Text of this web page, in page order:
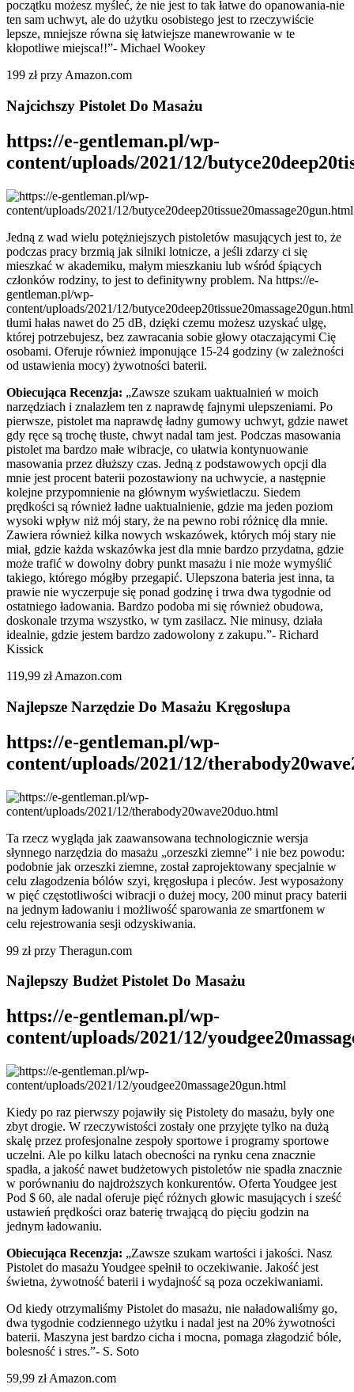
początku możesz myśleć, że nie jest to tak łatwe do opanowania-nie
ten sam uchwyt, ale do użytku osobistego jest to rzeczywiście
lepsze, mniejsze równa się łatwiejsze manewrowanie w te
kłopotliwe miejsca!!”- Michael Wookey
199 zł przy Amazon.com
Najcichszy Pistolet Do Masażu
https://e-gentleman.pl/wp-
content/uploads/2021/12/
Jedną z wad wielu potężniejszych pistoletów masujących jest to, że
podczas pracy brzmią jak silniki lotnicze, a jeśli zdarzy ci się
mieszkać w akademiku, małym mieszkaniu lub wśród śpiących
członków rodziny, to jest to definitywny problem. Na https://e-
gentleman.pl/wp-
content/uploads/2021/12/butyce20deep20tissue20massage20gun.html
tłumi hałas nawet do 25 dB, dzięki czemu możesz uzyskać ulgę,
której potrzebujesz, bez zawracania sobie głowy otaczającymi Cię
osobami. Oferuje również imponujące 15-24 godziny (w zależności
od ustawienia mocy) żywotności baterii.
Obiecująca Recenzja: „Zawsze szukam uaktualnień w moich
narzędziach i znalazłem ten z naprawdę fajnymi ulepszeniami. Po
pierwsze, pistolet ma naprawdę ładny gumowy uchwyt, gdzie nawet
gdy ręce są trochę tłuste, chwyt nadal tam jest. Podczas masowania
pistolet ma bardzo małe wibracje, co ułatwia kontynuowanie
masowania przez dłuższy czas. Jedną z podstawowych opcji dla
mnie jest procent baterii pozostawiony na uchwycie, a następnie
kolejne przypomnienie na głównym wyświetlaczu. Siedem
prędkości są również ładne uaktualnienie, gdzie ma jeden poziom
wysoki wpływ niż mój stary, że na pewno robi różnicę dla mnie.
Zawiera również kilka nowych wskazówek, których mój stary nie
miał, gdzie każda wskazówka jest dla mnie bardzo przydatna, gdzie
może trafić w dowolny dobry punkt masażu i nie może wymyślić
takiego, którego mógłby przegapić. Ulepszona bateria jest inna, ta
prawie nie wyczerpuje się ponad godzinę i trwa dwa tygodnie od
ostatniego ładowania. Bardzo podoba mi się również obudowa,
doskonale trzyma wszystko, w tym zasilacz. Nie minusy, działa
idealnie, gdzie jestem bardzo zadowolony z zakupu.”- Richard
Kissick
119,99 zł Amazon.com
Najlepsze Narzędzie Do Masażu Kręgosłupa
https://e-gentleman.pl/wp-
content/uploads/2021/12/
Ta rzecz wygląda jak zaawansowana technologicznie wersja
słynnego narzędzia do masażu „orzeszki ziemne” i nie bez powodu:
podobnie jak orzeszki ziemne, został zaprojektowany specjalnie w
celu złagodzenia bólów szyi, kręgosłupa i pleców. Jest wyposażony
w pięć częstotliwości wibracji o dużej mocy, 200 minut pracy baterii
na jednym ładowaniu i możliwość sparowania ze smartfonem w
celu rejestrowania sesji odzyskiwania.
99 zł przy Theragun.com
Najlepszy Budżet Pistolet Do Masażu
https://e-gentleman.pl/wp-
content/uploads/2021/12/
Kiedy po raz pierwszy pojawiły się Pistolety do masażu, były one
zbyt drogie. W rzeczywistości zostały one przyjęte tylko na dużą
skalę przez profesjonalne zespoły sportowe i programy sportowe
uczelni. Ale po kilku latach obecności na rynku cena znacznie
spadła, a jakość nawet budżetowych pistoletów nie spadła znacznie
w porównaniu do najdroższych konkurentów. Oferta Youdgee jest
Pod $ 60, ale nadal oferuje pięć różnych głowic masujących i sześć
ustawień prędkości oraz baterię trwającą do pięciu godzin na
jednym ładowaniu.
Obiecująca Recenzja: „Zawsze szukam wartości i jakości. Nasz
Pistolet do masażu Youdgee spełnił to oczekiwanie. Jakość jest
świetna, żywotność baterii i wydajność są poza oczekiwaniami.
Od kiedy otrzymaliśmy Pistolet do masażu, nie naładowaliśmy go,
dwa tygodnie codziennego użytku i nadal jest na 20% żywotności
baterii. Maszyna jest bardzo cicha i mocna, pomaga złagodzić bóle,
bolesność i stres.”- S. Soto
59,99 zł Amazon.com